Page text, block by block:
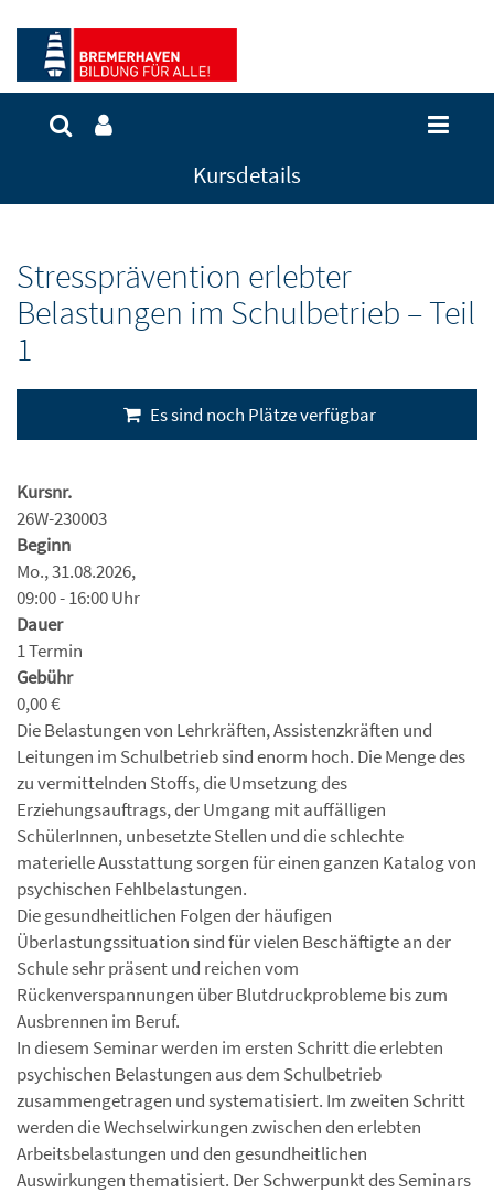
Kursdetails
Stressprävention erlebter
Belastungen im Schulbetrieb – Teil
1
Es sind noch Plätze verfügbar
Kursnr.
26W-230003
Beginn
Mo., 31.08.2026,
09:00 - 16:00 Uhr
Dauer
1 Termin
Gebühr
0,00 €
Die Belastungen von Lehrkräften, Assistenzkräften und
Leitungen im Schulbetrieb sind enorm hoch. Die Menge des
zu vermittelnden Stoffs, die Umsetzung des
Erziehungsauftrags, der Umgang mit auffälligen
SchülerInnen, unbesetzte Stellen und die schlechte
materielle Ausstattung sorgen für einen ganzen Katalog von
psychischen Fehlbelastungen.
Die gesundheitlichen Folgen der häufigen
Überlastungssituation sind für vielen Beschäftigte an der
Schule sehr präsent und reichen vom
Rückenverspannungen über Blutdruckprobleme bis zum
Ausbrennen im Beruf.
In diesem Seminar werden im ersten Schritt die erlebten
psychischen Belastungen aus dem Schulbetrieb
zusammengetragen und systematisiert. Im zweiten Schritt
werden die Wechselwirkungen zwischen den erlebten
Arbeitsbelastungen und den gesundheitlichen
Auswirkungen thematisiert. Der Schwerpunkt des Seminars